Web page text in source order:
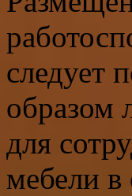
следует
образом
для
мебели в